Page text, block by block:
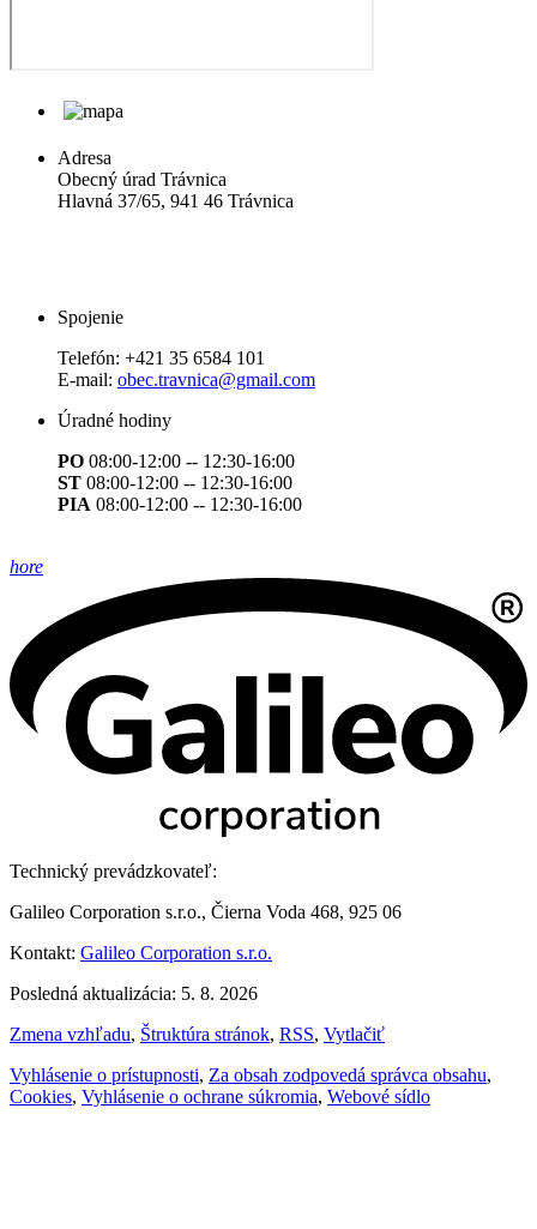
Adresa
Obecný úrad Trávnica
Hlavná 37/65, 941 46 Trávnica
Spojenie
Telefón: +421 35 6584 101
E-mail: obec.travnica@gmail.com
Úradné hodiny
PO 08:00-12:00 -- 12:30-16:00
ST 08:00-12:00 -- 12:30-16:00
PIA 08:00-12:00 -- 12:30-16:00
hore
Technický prevádzkovateľ:
Galileo Corporation s.r.o., Čierna Voda 468, 925 06
Kontakt: Galileo Corporation s.r.o.
Posledná aktualizácia: 5. 8. 2026
Zmena vzhľadu, Štruktúra stránok, RSS, Vytlačiť
Vyhlásenie o prístupnosti, Za obsah zodpovedá správca obsahu,
Cookies, Vyhlásenie o ochrane súkromia, Webové sídlo